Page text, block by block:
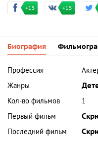
+15 +15
Биография
Профессия
Жанры
Кол-во фильмов
1
Первый фильм
Последний фильм